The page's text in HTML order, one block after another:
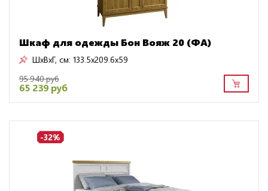
Шкаф для одежды Бон Вояж 20 (ФА)
ШxВxГ, см: 133.5x209.6x59
95 940 руб
65 239 руб
-32%